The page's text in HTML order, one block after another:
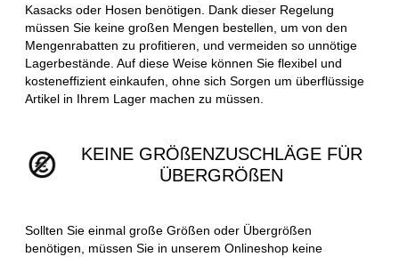
Kasacks oder Hosen benötigen. Dank dieser Regelung
müssen Sie keine großen Mengen bestellen, um von den
Mengenrabatten zu profitieren, und vermeiden so unnötige
Lagerbestände. Auf diese Weise können Sie flexibel und
kosteneffizient einkaufen, ohne sich Sorgen um überflüssige
Artikel in Ihrem Lager machen zu müssen.
KEINE GRÖßENZUSCHLÄGE FÜR
ÜBERGRÖßEN
Sollten Sie einmal große Größen oder Übergrößen
benötigen, müssen Sie in unserem Onlineshop keine